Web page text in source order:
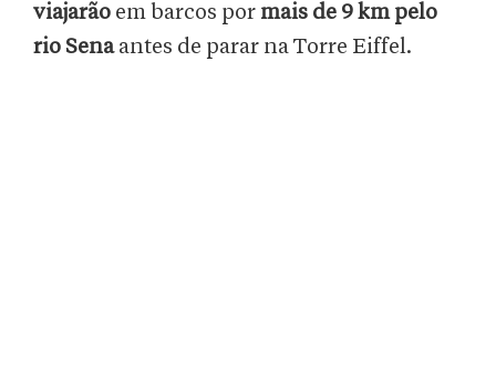
viajarão em barcos por mais de 9 km pelo
rio Senaantes de parar na Torre Eiffel.